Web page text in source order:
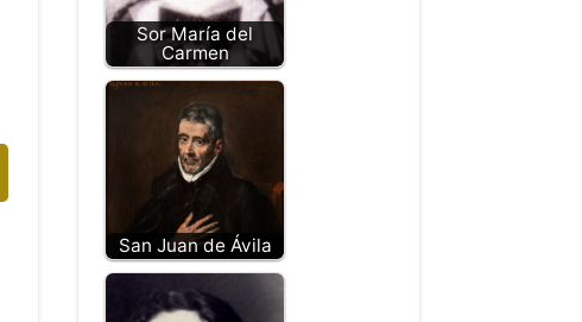
Sor María del
Carmen
San Juan de Ávila